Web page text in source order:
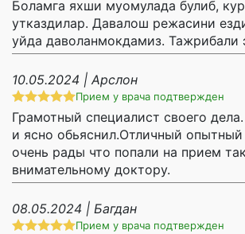
Боламга яхши муомулада булиб,
утказдилар. Давалош режасини
уйда даволанмокдамиз. Тажрибали
10.05.2024 | Арслон
Прием у врача подтвержден
Грамотный специалист своего
и ясно обьяснил.Отличный
очень рады что попали на прием
внимательному доктору.
08.05.2024 | Багдан
Прием у врача подтвержден